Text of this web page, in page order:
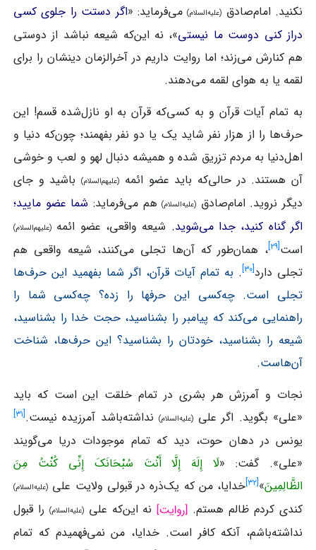
نکنید. امام‌صادق (علیه‌السلام)می‌فرماید: «اگر دستت را جلوی کسی
دراز کنی دوست ما نیستی»، نه این‌که شیعه نباشد از دوستی
هم کنارش می‌زند؛ اما روایت داریم در آخرالزمان دینشان را برای
لقمه یا به هوای لقمه می‌دهند.
به تمام آیات قرآن و به کسی‌که قرآن به او نازل‌شده قسم! این
حرف‌ها را از هزار نفر شاید یک یا دو نفر بفهمند؛ چون‌که دنیا و
اهل‌دنیا به مردم تزریق شده و همیشه دنبال لهو و لعب و خوشی
آن هستند. در حالی‌که باید عضو ائمه (علیهم‌السلام)باشید و جای
دیگر نروید. امام‌صادق (علیه‌السلام)هم می‌فرماید: شما عضو مایید؛
اگر گناه کنید، جدا می‌شوید. شیعه واقعی، عضو ائمه (علیهم‌السلام)
است[۲۹]، همان‌طور که آن‌ها تجلی می‌کنند، شیعه واقعی هم
تجلی دارد[۳۰]
. به تمام آیات قرآن، اگر شما بفهمید این حرف‌ها
تجلی است. چه‌کسی این حرفها را زده؟ چه‌کسی شما را
راهنمایی می‌کند که پیامبر را بشناسید، حجت خدا را بشناسید،
شیعه را بشناسید، خودتان را بشناسید؟ این حرف‌ها، شناخت
آن‌هاست.
نجات و آمرزش هر بشری در تمام خلقت این است که باید
«علی» بگوید. اگر علی(علیه‌السلام) نداشته‌باشد آمرزیده نیست.[۳۱]
یونس در دهان حوت، دید که تمام موجودات دریا می‌گویند
«علی». گفت: «لَا إِلَهَ إِلَّا أَنْتَ سُبْحَانَکَ إِنِّی کُنْتُ مِنَ
الظَّالِمِینَ»
[۳۲]خدایا، من که یک‌ذره در قبولی ولایت علی (علیه‌السلام)
کندی کردم ظالم هستم. نه این‌که علی(علیه‌السلام) را قبول
نداشته‌باشم، آنکه کافر است. خدایا، من نمی‌فهمیدم که تمام